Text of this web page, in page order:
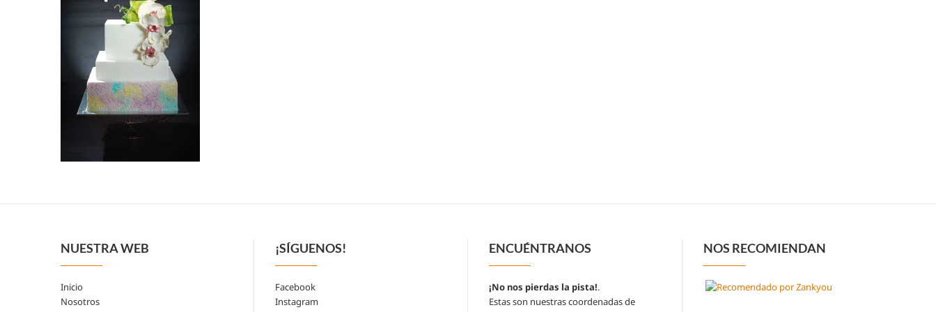
NUESTRA WEB
Inicio
Nosotros
¡SÍGUENOS!
Facebook
Instagram
ENCUÉNTRANOS
¡No nos pierdas la pista!.
Estas son nuestras coordenadas de
NOS RECOMIENDAN